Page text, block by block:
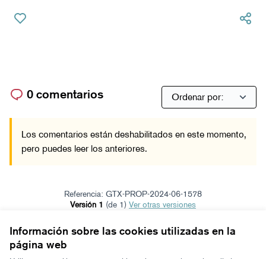
Información sobre las cookies utilizadas en la
página web
0 comentarios
Los comentarios están deshabilitados en este momento,
pero puedes leer los anteriores.
Referencia: GTX-PROP-2024-06-1578
Versión 1 (de 1)
ver otras versiones
Términos y condiciones de uso